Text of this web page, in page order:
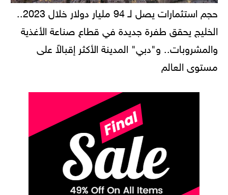
حجم استثمارات يصل لـ 94 مليار دولار خلال 2023..
الخليج يحقق طفرة جديدة في قطاع صناعة الأغذية
والمشروبات.. و"دبي" المدينة الأكثر إقبالاً على
مستوى العالم